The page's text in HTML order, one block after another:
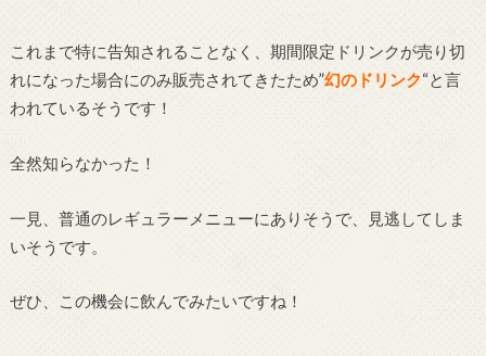
これまで特に告知されることなく、期間限定ドリンクが売り切
れになった場合にのみ販売されてきたため”幻のドリンク“と言
われているそうです！
全然知らなかった！
一見、普通のレギュラーメニューにありそうで、見逃してしま
いそうです。
ぜひ、この機会に飲んでみたいですね！